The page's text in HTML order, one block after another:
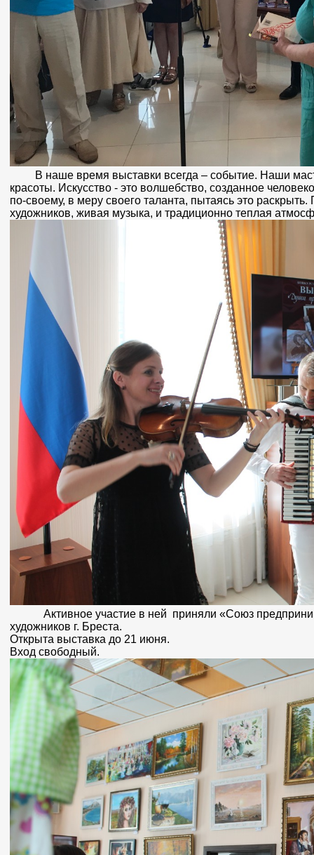
В наше время выставки всегда – событие. Наши
красоты. Искусство - это волшебство, созданное
по-своему, в меру своего таланта, пытаясь это
художников, живая музыка, и традиционно теплая
Активное участие в ней приняли «Союз
художников г. Бреста.
Открыта выставка до 21 июня.
Вход свободный.